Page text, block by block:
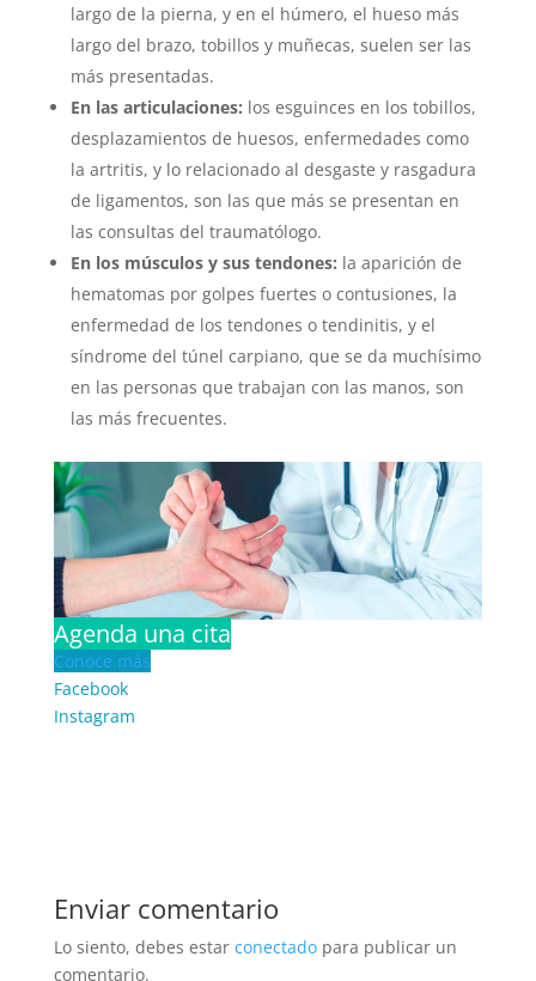
largo de la pierna, y en el húmero, el hueso más
largo del brazo, tobillos y muñecas, suelen ser las
más presentadas.
En las articulaciones: los esguinces en los tobillos,
desplazamientos de huesos, enfermedades como
la artritis, y lo relacionado al desgaste y rasgadura
de ligamentos, son las que más se presentan en
las consultas del traumatólogo.
En los músculos y sus tendones: la aparición de
hematomas por golpes fuertes o contusiones, la
enfermedad de los tendones o tendinitis, y el
síndrome del túnel carpiano, que se da muchísimo
en las personas que trabajan con las manos, son
las más frecuentes.
Agenda una cita
Conoce más
Facebook
Instagram
Enviar comentario
Lo siento, debes estar conectadopara publicar un
comentario.